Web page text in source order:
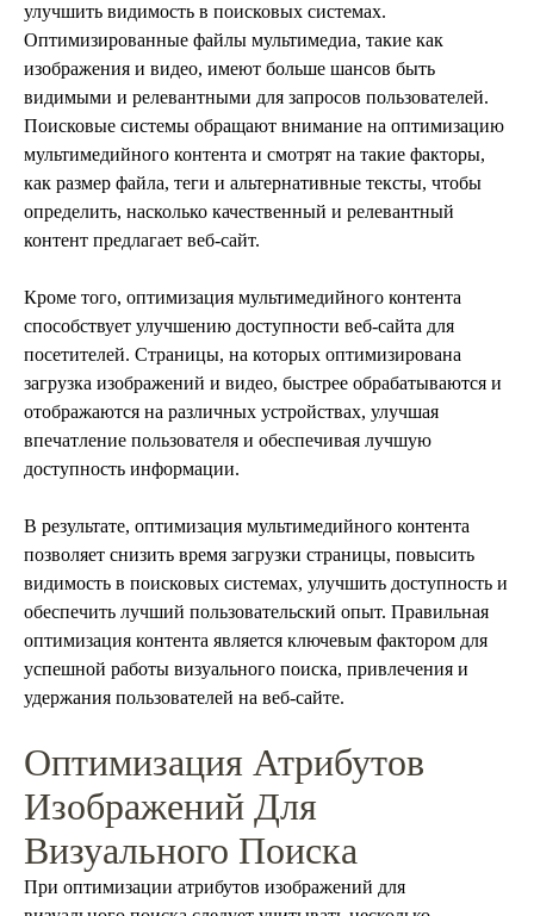
улучшить видимость в поисковых системах.
Оптимизированные файлы мультимедиа, такие как
изображения и видео, имеют больше шансов быть
видимыми и релевантными для запросов пользователей.
Поисковые системы обращают внимание на оптимизацию
мультимедийного контента и смотрят на такие факторы,
как размер файла, теги и альтернативные тексты, чтобы
определить, насколько качественный и релевантный
контент предлагает веб-сайт.
Кроме того, оптимизация мультимедийного контента
способствует улучшению доступности веб-сайта для
посетителей. Страницы, на которых оптимизирована
загрузка изображений и видео, быстрее обрабатываются и
отображаются на различных устройствах, улучшая
впечатление пользователя и обеспечивая лучшую
доступность информации.
В результате, оптимизация мультимедийного контента
позволяет снизить время загрузки страницы, повысить
видимость в поисковых системах, улучшить доступность и
обеспечить лучший пользовательский опыт. Правильная
оптимизация контента является ключевым фактором для
успешной работы визуального поиска, привлечения и
удержания пользователей на веб-сайте.
Оптимизация Атрибутов
Изображений Для
Визуального Поиска
При оптимизации атрибутов изображений для